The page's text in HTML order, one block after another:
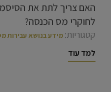
האם צריך לתת את
לחוקרי מס הכנסה?
קטגוריות: מידע בנושא עבירות
למד עוד